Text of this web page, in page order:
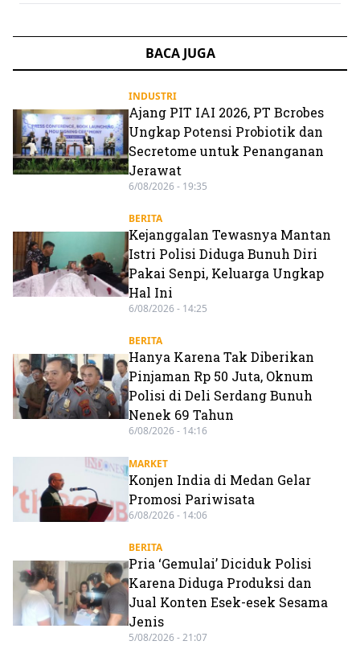
BACA JUGA
INDUSTRI
Ajang PIT IAI 2026, PT Bcrobes
Ungkap Potensi Probiotik dan
Secretome untuk Penanganan
Jerawat
6/08/2026 - 19:35
BERITA
Kejanggalan Tewasnya Mantan
Istri Polisi Diduga Bunuh Diri
Pakai Senpi, Keluarga Ungkap
Hal Ini
6/08/2026 - 14:25
BERITA
Hanya Karena Tak Diberikan
Pinjaman Rp 50 Juta, Oknum
Polisi di Deli Serdang Bunuh
Nenek 69 Tahun
6/08/2026 - 14:16
MARKET
Konjen India di Medan Gelar
Promosi Pariwisata
6/08/2026 - 14:06
BERITA
Pria ‘Gemulai’ Diciduk Polisi
Karena Diduga Produksi dan
Jual Konten Esek-esek Sesama
Jenis
5/08/2026 - 21:07